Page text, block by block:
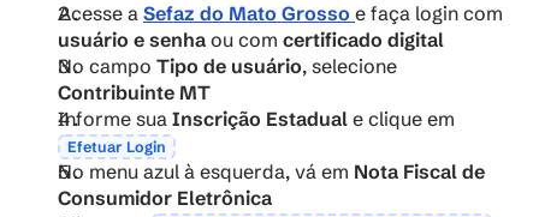
Acesse a Sefaz do Mato Grosso
usuário e senha ou com certificado digital
No campo Tipo de usuário
Contribuinte MT
Informe sua Inscrição Estadual
Efetuar Login
No menu azul à esquerda, vá em Nota Fiscal de
Consumidor Eletrônica